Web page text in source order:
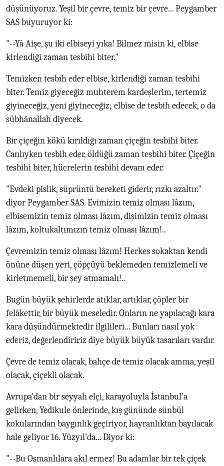
düşünüyoruz. Yeşil bir çevre, temiz bir çevre... Peygamber
SAS buyuruyor ki:
"--Yâ Aişe, şu iki elbiseyi yıka! Bilmez misin ki, elbise
kirlendiği zaman tesbihi biter."
Temizken tesbih eder elbise, kirlendiği zaman tesbihi
biter. Temiz giyeceğiz muhterem kardeşlerim, tertemiz
giyineceğiz, yeni giyineceğiz; elbise de tesbih edecek, o da
sübhânallah diyecek.
Bir çiçeğin kökü kırıldığı zaman çiçeğin tesbihi biter.
Canlıyken tesbih eder, öldüğü zaman tesbihi biter. Çiçeğin
tesbihi biter, hücrelerin tesbihi devam eder.
"Evdeki pislik, süprüntü bereketi giderir, rızkı azaltır."
diyor Peygamber SAS. Evimizin temiz olması lâzım,
elbisemizin temiz olması lâzım, dişimizin temiz olması
lâzım, koltukaltımızın temiz olması lâzım!..
Çevremizin temiz olması lâzım! Herkes sokaktan kendi
önüne düşen yeri, çöpçüyü beklemeden temizlemeli ve
kirletmemeli, bir şey atmamalı!..
Bugün büyük şehirlerde atıklar, artıklar, çöpler bir
felâkettir, bir büyük meseledir. Onların ne yapılacağı kara
kara düşündürmektedir ilgilileri... Bunları nasıl yok
ederiz, değerlendiririz diye büyük büyük tasarıları vardır.
Çevre de temiz olacak, bahçe de temiz olacak amma, yeşil
olacak, çiçekli olacak.
Avrupa'dan bir seyyah elçi, karayoluyla İstanbul'a
gelirken, Yedikule önlerinde, kış gününde sünbül
kokularından baygınlık geçiriyor, hayranlıktan bayılacak
hale geliyor 16. Yüzyıl'da... Diyor ki:
"--Bu Osmanlılara akıl ermez! Bu adamlar bir tek çiçek